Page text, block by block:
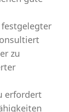
zu
erfordert